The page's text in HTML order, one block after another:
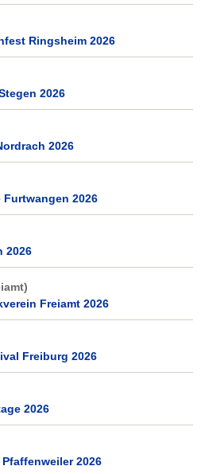
Ringsheim 2026
2026
2026
2026
2026
Freiamt 2026
Freiburg 2026
2026
2026